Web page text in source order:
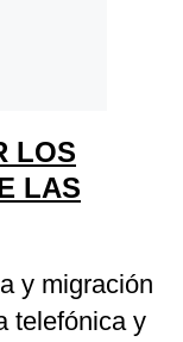
LOS
LAS
y migración
telefónica y